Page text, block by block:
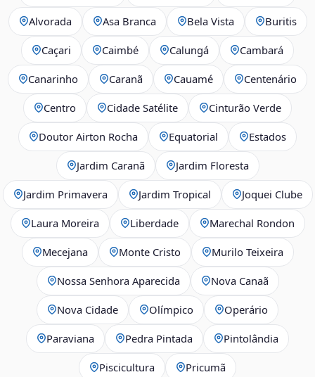
Alvorada Asa Branca Bela Vista Buritis
Caçari Caimbé Calungá Cambará
Canarinho Caranã Cauamé Centenário
Centro Cidade Satélite Cinturão Verde
Doutor Airton Rocha Equatorial Estados
Jardim Caranã Jardim Floresta
Jardim Primavera Jardim Tropical Joquei Clube
Laura Moreira Liberdade Marechal Rondon
Mecejana Monte Cristo Murilo Teixeira
Nossa Senhora Aparecida Nova Canaã
Nova Cidade Olímpico Operário
Paraviana Pedra Pintada Pintolândia
Piscicultura Pricumã